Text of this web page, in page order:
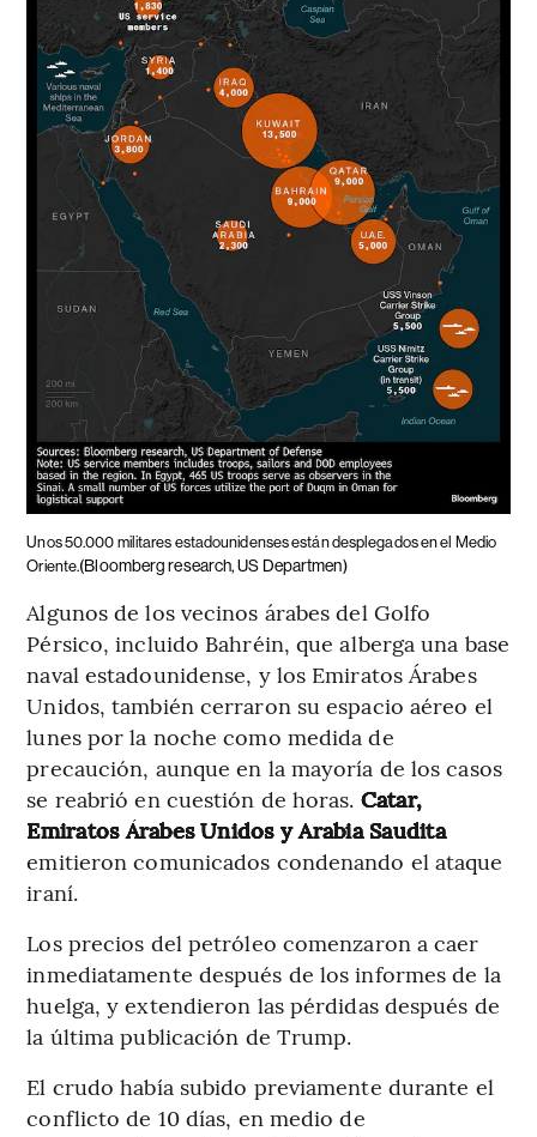
Unos 50.000 militares estadounidenses están desplegados en el Medio
Oriente.(Bloomberg research, US Departmen)
Algunos de los vecinos árabes del Golfo
Pérsico, incluido Bahréin, que alberga una base
naval estadounidense, y los Emiratos Árabes
Unidos, también cerraron su espacio aéreo el
lunes por la noche como medida de
precaución, aunque en la mayoría de los casos
se reabrió en cuestión de horas. Catar,
Emiratos Árabes Unidos y Arabia Saudita
emitieron comunicados condenando el ataque
iraní.
Los precios del petróleo comenzaron a caer
inmediatamente después de los informes de la
huelga, y extendieron las pérdidas después de
la última publicación de Trump.
El crudo había subido previamente durante el
conflicto de 10 días, en medio de